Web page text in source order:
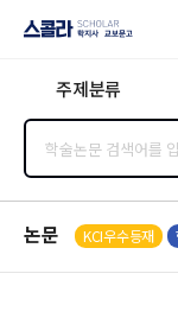
지사·교보문고
주제분류
논문 KCI우수등재